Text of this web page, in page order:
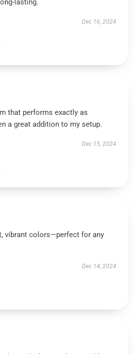
Dec 16, 2024
that performs exactly as
a great addition to my setup.
Dec 15, 2024
vibrant colors—perfect for any
Dec 14, 2024